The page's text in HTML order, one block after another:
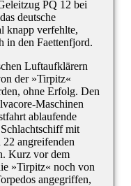
PQ 12 bei
deutsche
knapp verfehlte,
in den Faettenfjord.
Luftaufklärern
der »Tirpitz«
ohne Erfolg. Den
Maschinen
ablaufende
mit
angreifenden
Kurz vor dem
»Tirpitz« noch von
angegriffen,